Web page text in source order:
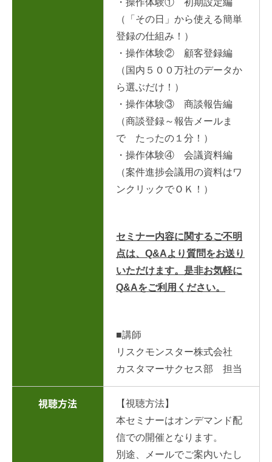
（「その日」から使える簡単
登録の仕組み！）
・操作体験② 顧客登録編
（国内５００万社のデータか
ら選ぶだけ！）
・操作体験③ 商談報告編
（商談登録～報告メールま
で たったの１分！）
・操作体験④ 会議資料編
（案件進捗会議用の資料はワ
ンクリックでＯＫ！）
セミナー内容に関するご不明
点は、Q&Aより質問をお送り
いただけます。是非お気軽に
Q&Aをご利用ください。
■講師
リスクモンスター株式会社
カスタマーサクセス部 担当
視聴方法
【視聴方法】
本セミナーはオンデマンド配
信での開催となります。
別途、メールでご案内いたし